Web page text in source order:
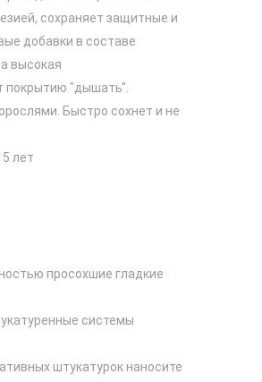
сохраняет защитные и
добавки в составе
высокая
покрытию "дышать".
Быстро сохнет и не
лет
просохшие гладкие
системы
штукатурок наносите